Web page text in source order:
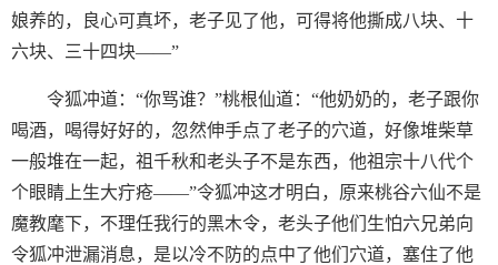
娘养的，良心可真坏，老子见了他，可得将他撕成八块、十
六块、三十四块——”
令狐冲道：“你骂谁？”桃根仙道：“他奶奶的，老子跟你
喝酒，喝得好好的，忽然伸手点了老子的穴道，好像堆柴草
一般堆在一起，祖千秋和老头子不是东西，他祖宗十八代个
个眼睛上生大疔疮——”令狐冲这才明白，原来桃谷六仙不是
魔教麾下，不理任我行的黑木令，老头子他们生怕六兄弟向
令狐冲泄漏消息，是以冷不防的点中了他们穴道，塞住了他